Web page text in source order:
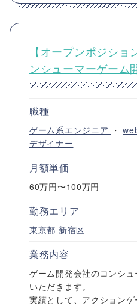
【オープンポジシ
ンシューマーゲーム
職種
ゲーム系エンジニア ・
デザイナー
月額単価
60万円〜100万円
勤務エリア
東京都 新宿区
業務内容
ゲーム開発会社のコンシ
いただきます。
実績として、アクション